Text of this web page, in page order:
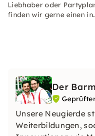
Liebhaber oder
finden wir gerne einen
Der
Unsere Neugierde
Weiterbildungen,